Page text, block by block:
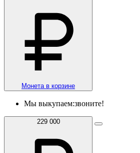
Монета в корзине
Мы выкупаем:звоните!
229 000